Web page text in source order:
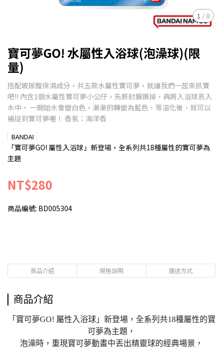
1 / 8
寶可夢GO! 水屬性入浴球(泡澡球)(限
量)
搭配玻尿酸保濕成分，共五款水屬性寶可夢，就讓我們一起來抓寶
吧!! 內含1個水屬性寶可夢小公仔，先將封膜撕掉，再將入浴球丟入
水中， 一開始水會變白色，漸漸的轉變為藍色，等溶化後，就可以
補捉到寶可夢喔！ 香氣：海洋香
BANDAI
「寶可夢GO! 屬性入浴球」新登場，全系列共18種屬性的寶可夢為
主題
NT$280
商品編號: BD005304
商品介紹 規格說明 運送方式
商品介紹
「寶可夢GO! 屬性入浴球」新登場，全系列共18種屬性的寶
可夢為主題，
泡澡時，重現寶可夢動畫中丟出精靈球的經典場景，